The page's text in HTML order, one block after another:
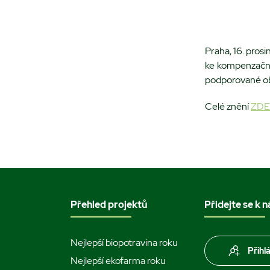
Praha, 16.
ke
podporované
Celé zněníZDE
Přehled projektů
Nejlepší biopotravina roku
Nejlepší ekofarma roku
Přidejte se k